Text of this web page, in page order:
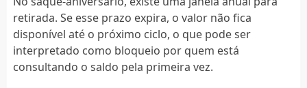
retirada. Se esse prazo expira, o valor não fica
disponível até o próximo ciclo, o que pode ser
interpretado como bloqueio por quem está
consultando o saldo pela primeira vez.